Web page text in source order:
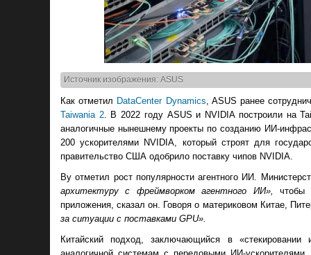
Источник изображения: ASUS
Как отметил DataCenter Dynamics , ASUS ранее
Taiwania 2. В 2022 году ASUS и NVIDIA построили на
аналогичные нынешнему проекты по созданию ИИ-
200 ускорителями NVIDIA, который строят для
правительство США одобрило поставку чипов NVIDIA.
Ву отметил рост популярности агентного ИИ.
архитектуру с фреймворком агентного ИИ»,
чтобы
приложения, сказал он. Говоря о материковом Китае,
за ситуации с поставками GPU».
Китайский подход, заключающийся в «стекировании